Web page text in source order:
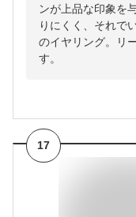
ンが上品な印象を
りにくく、それで
のイヤリング。リ
す。
17